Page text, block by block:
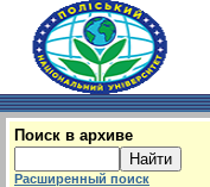
Поиск в архиве
Расширенный поиск